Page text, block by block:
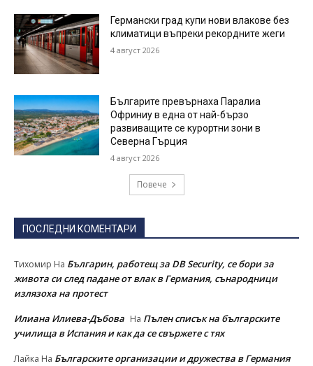
Германски град купи нови влакове без
климатици въпреки рекордните жеги
4 август 2026
Българите превърнаха Паралиа
Офриниу в една от най-бързо
развиващите се курортни зони в
Северна Гърция
4 август 2026
Повече
ПОСЛЕДНИ КОМЕНТАРИ
Тихомир На Българин, работещ за DB Security, се бори за
живота си след падане от влак в Германия, сънародници
излязоха на протест
Илиана Илиева-Дъбова На Пълен списък на българските
училища в Испания и как да се свържете с тях
Лайка На Българските организации и дружества в Германия